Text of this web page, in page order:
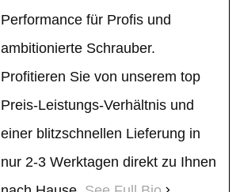
Performance für Profis und
ambitionierte Schrauber.
Profitieren Sie von unserem top
Preis-Leistungs-Verhältnis und
einer blitzschnellen Lieferung in
nur 2-3 Werktagen direkt zu Ihnen